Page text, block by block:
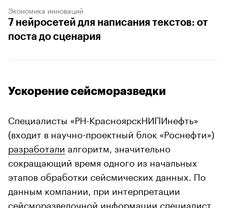
Экономика инноваций
7 нейросетей для написания текстов: от
поста до сценария
Ускорение сейсморазведки
Специалисты «РН-КрасноярскНИПИнефть»
(входит в научно-проектный блок «Роснефти»)
разработали алгоритм, значительно
сокращающий время одного из начальных
этапов обработки сейсмических данных. По
данным компании, при интерпретации
сейсморазведочной информации специалист